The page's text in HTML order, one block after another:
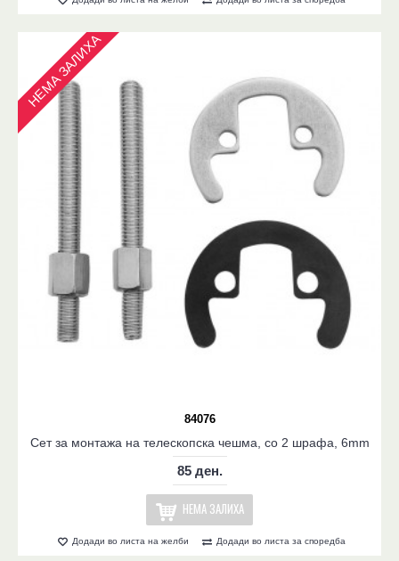
84076
НЕМА ЗАЛИХА
Сет за монтажа на телескопска чешма, со 2 шрафа, 6mm
85 ден.
НЕМА ЗАЛИХА
Додади во листа на желби Додади во листа за споредба